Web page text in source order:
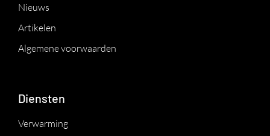
Nieuws
Artikelen
Algemene voorwaarden
Diensten
Verwarming